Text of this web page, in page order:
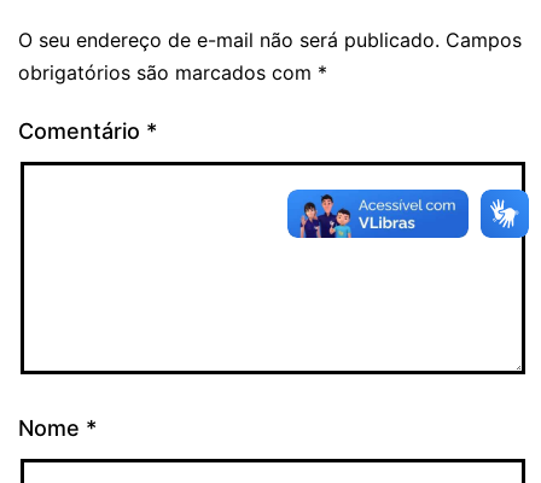
O seu endereço de e-mail não será publicado. Campos
obrigatórios são marcados com *
Comentário *
Nome *